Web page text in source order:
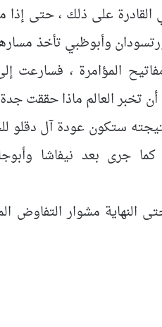
دون أن تلجمه وهي القادرة على ذلك ،
وأبوظبي تأخذ
المؤامرة ، فسارعت
العالم ماذا حققت
ستكون عودة آل دقلو
جرى بعد نيفاشا
النهاية مشوار التفاوض